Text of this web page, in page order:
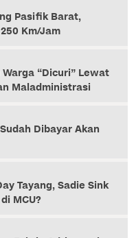
Pasifik Barat,
Km/Jam
“Dicuri” Lewat
Maladministrasi
Dibayar Akan
Tayang, Sadie Sink
MCU?